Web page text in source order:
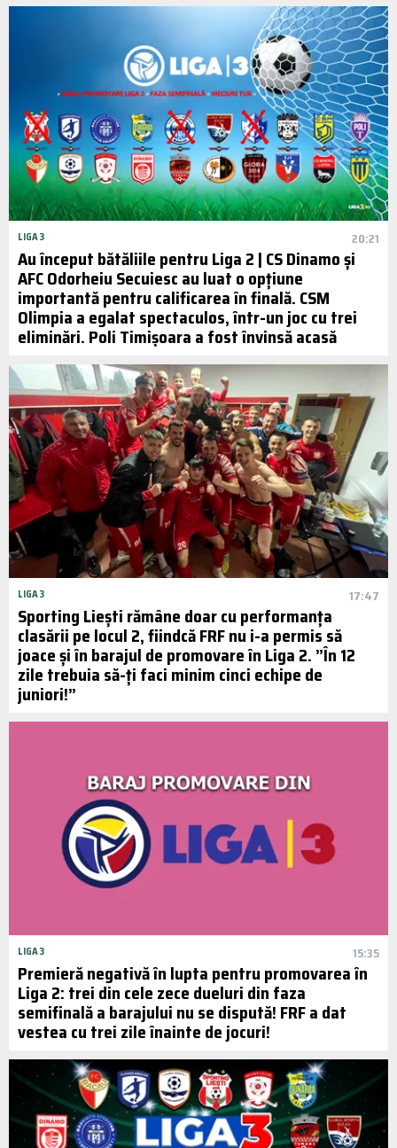
LIGA 3 20:21
Au început bătăliile pentru Liga 2 | CS Dinamo și
AFC Odorheiu Secuiesc au luat o opțiune
importantă pentru calificarea în finală. CSM
Olimpia a egalat spectaculos, într-un joc cu trei
eliminări. Poli Timișoara a fost învinsă acasă
LIGA 3 17:47
Sporting Liești rămâne doar cu performanța
clasării pe locul 2, fiindcă FRF nu i-a permis să
joace și în barajul de promovare în Liga 2. ”În 12
zile trebuia să-ți faci minim cinci echipe de
juniori!”
LIGA 3 15:35
Premieră negativă în lupta pentru promovarea în
Liga 2: trei din cele zece dueluri din faza
semifinală a barajului nu se dispută! FRF a dat
vestea cu trei zile înainte de jocuri!